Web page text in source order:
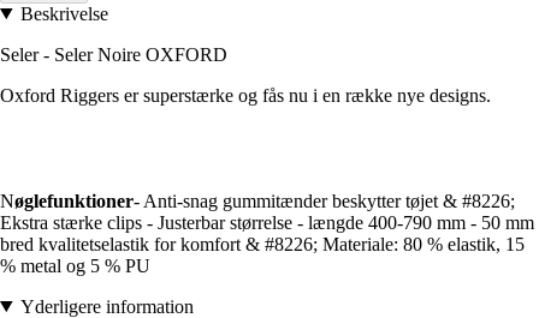
Beskrivelse
Seler - Seler Noire OXFORD
Oxford Riggers er superstærke og fås nu i en række nye designs.
Nøglefunktioner- Anti-snag gummitænder beskytter tøjet & #8226;
Ekstra stærke clips - Justerbar størrelse - længde 400-790 mm - 50 mm
bred kvalitetselastik for komfort & #8226; Materiale: 80 % elastik, 15
% metal og 5 % PU
Yderligere information